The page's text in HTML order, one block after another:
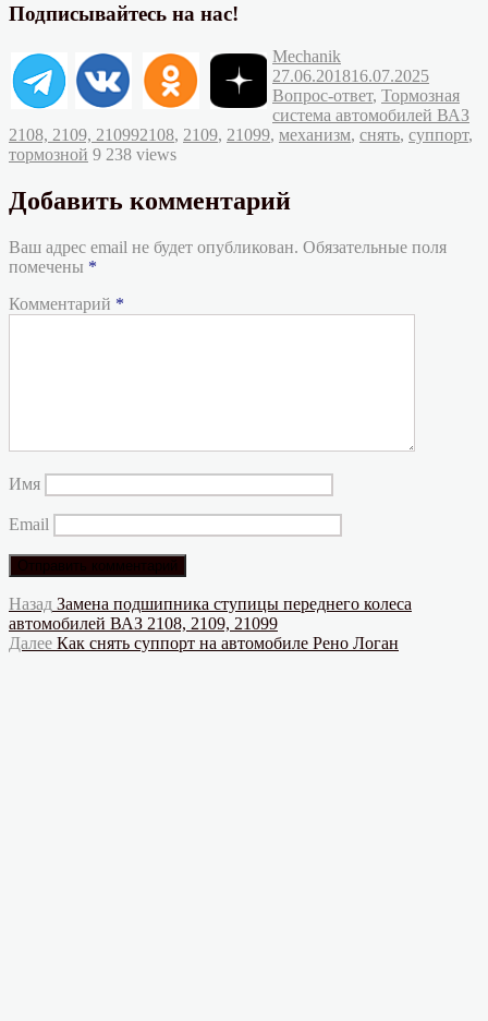
Подписывайтесь на нас!
Автор
MechanikОпубликовано
27.06.201816.07.2025
Вопрос-ответ, Тормозная
система автомобилей ВАЗ
2108, 2109, 21099Метки
2108, 2109, 21099, механизм, снять, суппорт,
тормозной 9 238 views
Добавить комментарий
Ваш адрес email не будет опубликован. Обязательные поля
помечены *
Комментарий *
Имя
Email
Навигация
по
Назад Предыдущая
запись:
Замена подшипника ступицы переднего колеса
автомобилей ВАЗ 2108, 2109, 21099
Далее Следующая
Как снять суппорт на автомобиле Рено Логан